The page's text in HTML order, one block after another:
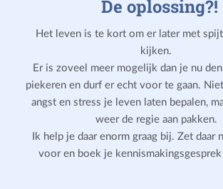
De oplossing?!
Het leven is te kort om er later met
kijken.
Er is zoveel meer mogelijk dan je nu
piekeren en durf er echt voor te gaan.
angst en stress je leven laten bepalen,
weer de regie aan pakken.
Ik help je daar enorm graag bij. Zet daar
voor en boek je